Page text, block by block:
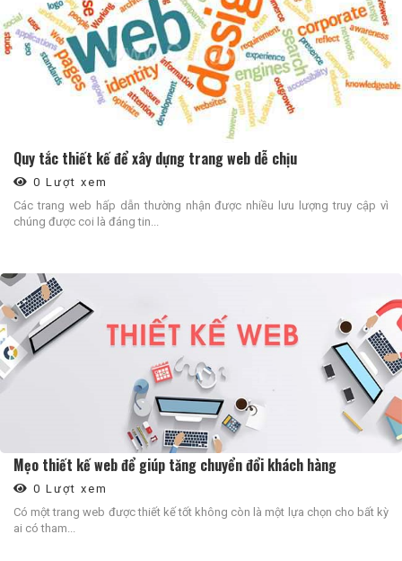
Quy tắc thiết kế để xây dựng trang web dễ chịu
0 Lượt xem
Các trang web hấp dẫn thường nhận được nhiều lưu lượng truy cập vì
chúng được coi là đáng tin...
Mẹo thiết kế web để giúp tăng chuyển đổi khách hàng
0 Lượt xem
Có một trang web được thiết kế tốt không còn là một lựa chọn cho bất kỳ
ai có tham...